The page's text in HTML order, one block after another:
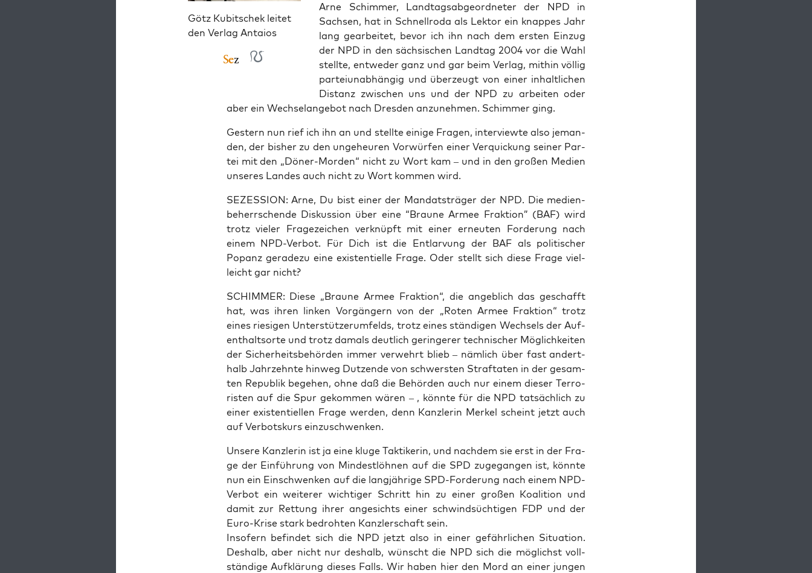
Götz Kubitschek leitet
den Verlag Antaios
Arne Schim­mer, Land­tags­ab­ge­ord­ne­ter der NPD in
Sach­sen, hat in Schnell­ro­da als Lek­tor ein knap­pes Jahr
lang gear­bei­tet, bevor ich ihn nach dem ers­ten Ein­zug
der NPD in den säch­si­schen Land­tag 2004 vor die Wahl
stell­te, ent­we­der ganz und gar beim Ver­lag, mit­hin völ­lig
par­tei­un­ab­hän­gig und über­zeugt von einer inhalt­li­chen
Distanz zwi­schen uns und der NPD zu arbei­ten oder
aber ein Wech­sel­an­ge­bot nach Dres­den anzu­neh­men. Schim­mer ging.
Ges­tern nun rief ich ihn an und stell­te eini­ge Fra­gen, inter­view­te also jeman­
den, der bis­her zu den unge­heu­ren Vor­wür­fen einer Ver­qui­ckung sei­ner Par­
tei mit den „Döner-Mor­den“ nicht zu Wort kam – und in den gro­ßen Medi­en
unse­res Lan­des auch nicht zu Wort kom­men wird.
SEZESSION: Arne, Du bist einer der Man­dats­trä­ger der NPD. Die medi­en­
be­herr­schen­de Dis­kus­si­on über eine “Brau­ne Armee Frak­ti­on” (BAF) wird
trotz vie­ler Fra­ge­zei­chen ver­knüpft mit einer erneu­ten For­de­rung nach
einem NPD-Ver­bot. Für Dich ist die Ent­lar­vung der BAF als poli­ti­scher
Popanz gera­de­zu eine exis­ten­ti­el­le Fra­ge. Oder stellt sich die­se Fra­ge viel­
leicht gar nicht?
SCHIMMER: Die­se „Brau­ne Armee Frak­ti­on“, die angeb­lich das geschafft
hat, was ihren lin­ken Vor­gän­gern von der „Roten Armee Frak­ti­on“ trotz
eines rie­si­gen Unter­stüt­zer­um­felds, trotz eines stän­di­gen Wech­sels der Auf­
ent­halts­or­te und trotz damals deut­lich gerin­ge­rer tech­ni­scher Mög­lich­kei­ten
der Sicher­heits­be­hör­den immer ver­wehrt blieb – näm­lich über fast andert­
halb Jahr­zehn­te hin­weg Dut­zen­de von schwers­ten Straf­ta­ten in der gesam­
ten Repu­blik bege­hen, ohne daß die Behör­den auch nur einem die­ser Ter­ro­
ris­ten auf die Spur gekom­men wären – , könn­te für die NPD tat­säch­lich zu
einer exis­ten­ti­el­len Fra­ge wer­den, denn Kanz­le­rin Mer­kel scheint jetzt auch
auf Ver­bots­kurs einzuschwenken.
Unse­re Kanz­le­rin ist ja eine klu­ge Tak­ti­ke­rin, und nach­dem sie erst in der Fra­
ge der Ein­füh­rung von Min­dest­löh­nen auf die SPD zuge­gan­gen ist, könn­te
nun ein Ein­schwen­ken auf die lang­jäh­ri­ge SPD-For­de­rung nach einem NPD-
Ver­bot ein wei­te­rer wich­ti­ger Schritt hin zu einer gro­ßen Koali­ti­on und
damit zur Ret­tung ihrer ange­sichts einer schwind­süch­ti­gen FDP und der
Euro-Kri­se stark bedroh­ten Kanz­ler­schaft sein.
Inso­fern befin­det sich die NPD jetzt also in einer gefähr­li­chen Situa­ti­on.
Des­halb, aber nicht nur des­halb, wünscht die NPD sich die mög­lichst voll­
stän­di­ge Auf­klä­rung die­ses Falls. Wir haben hier den Mord an einer jun­gen